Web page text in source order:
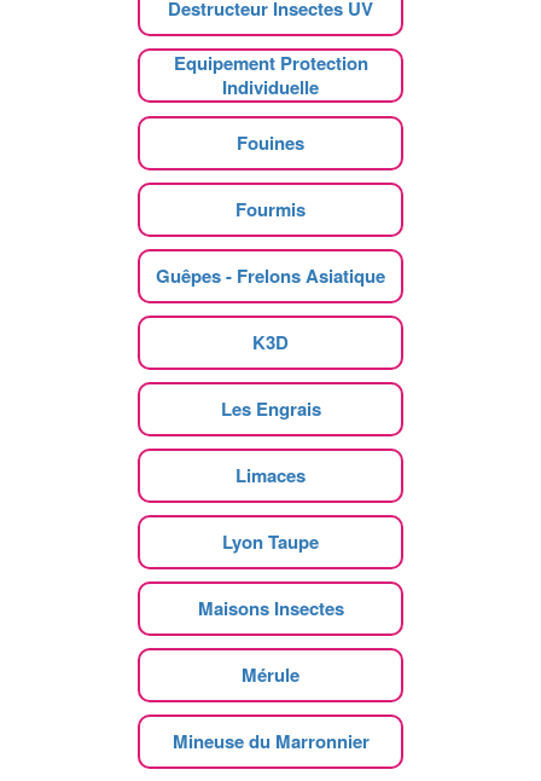
Destructeur Insectes UV
Equipement Protection
Individuelle
Fouines
Fourmis
Guêpes - Frelons Asiatique
K3D
Les Engrais
Limaces
Lyon Taupe
Maisons Insectes
Mérule
Mineuse du Marronnier